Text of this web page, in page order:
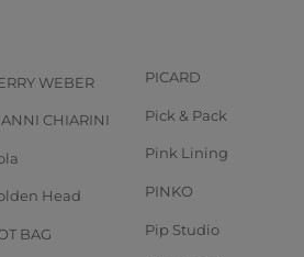
WEBER
CHIARINI
Head
BAG
PICARD
Pick & Pack
Pink Lining
PINKO
Pip Studio